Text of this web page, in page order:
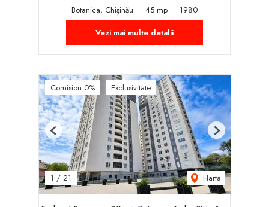
Botanica, Chișinău
45 mp
1980
Vezi mai multe detalii
Comision 0% Exclusivitate
1 / 21 Harta
Previous Next